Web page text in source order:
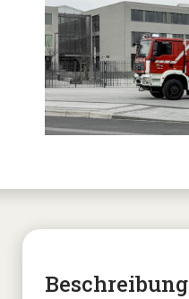
Beschreibung